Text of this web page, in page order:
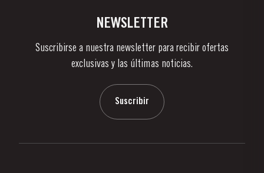
Noticias
NEWSLETTER
Suscribirse a nuestra newsletter para recibir ofertas
exclusivas y las últimas noticias.
Suscribir